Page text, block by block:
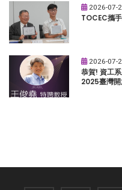
2026-07-
TOCEC攜
2026-07-
恭賀! 資工
2025臺灣